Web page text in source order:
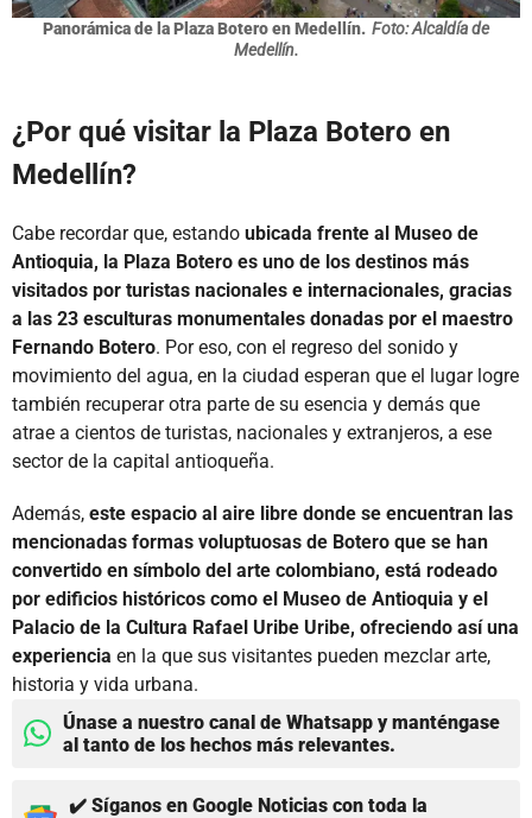
Panorámica de la Plaza Botero en Medellín. Foto: Alcaldía de
Medellín.
¿Por qué visitar la Plaza Botero en
Medellín?
Cabe recordar que, estando ubicada frente al Museo de
Antioquia, la Plaza Botero es uno de los destinos más
visitados por turistas nacionales e internacionales, gracias
a las 23 esculturas monumentales donadas por el maestro
Fernando Botero. Por eso, con el regreso del sonido y
movimiento del agua, en la ciudad esperan que el lugar logre
también recuperar otra parte de su esencia y demás que
atrae a cientos de turistas, nacionales y extranjeros, a ese
sector de la capital antioqueña.
Además, este espacio al aire libre donde se encuentran las
mencionadas formas voluptuosas de Botero que se han
convertido en símbolo del arte colombiano, está rodeado
por edificios históricos como el Museo de Antioquia y el
Palacio de la Cultura Rafael Uribe Uribe, ofreciendo así una
experiencia en la que sus visitantes pueden mezclar arte,
historia y vida urbana.
Únase a nuestro canal de Whatsapp y manténgase
al tanto de los hechos más relevantes.
✔️ Síganos en Google Noticias con toda la